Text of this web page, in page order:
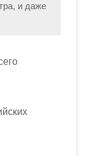
и даже